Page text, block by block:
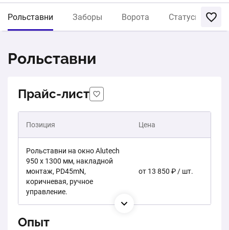
Рольставни Заборы Ворота Статусы и
Рольставни
Прайс-лист
Позиция Цена
Рольставни на окно Alutech
950 х 1300 мм, накладной
монтаж, PD45mN,
коричневая, ручное
управление.
от 13 850 ₽ / шт.
Опыт